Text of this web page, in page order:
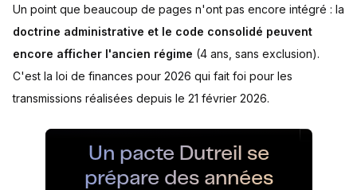
Un point que beaucoup de pages n'ont pas encore intégré : la
doctrine administrative et le code consolidé peuvent
encore afficher l'ancien régime (4 ans, sans exclusion).
C'est la loi de finances pour 2026 qui fait foi pour les
transmissions réalisées depuis le 21 février 2026.
Un pacte Dutreil se
prépare des années